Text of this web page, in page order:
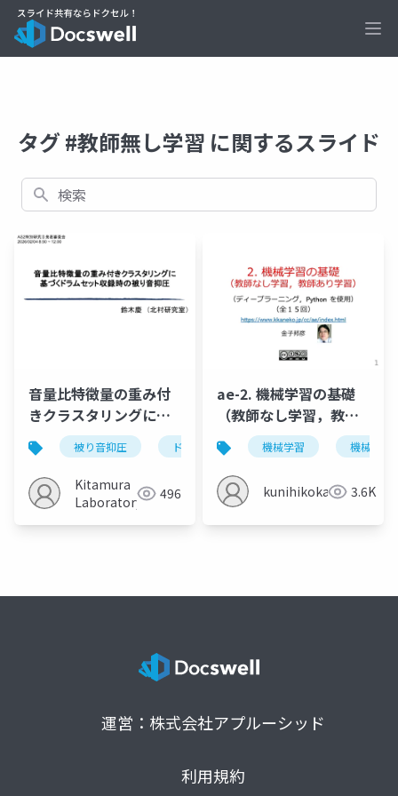
タグ #教師無し学習 に関するスライド
検索
音量比特徴量の重み付
きクラスタリングに基
づくドラムセット収録
時の被り音抑圧
被り音抑圧 ドラムセット クラスタリング
Kitamura
Laboratory
496
ae-2. 機械学習の基礎
（教師なし学習，教師
あり学習）
機械学習 機械学習
kunihikokaneko3.6K
運営：株式会社アプルーシッド
利用規約